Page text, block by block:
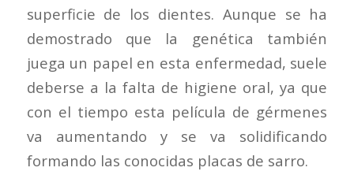
superficie de los dientes. Aunque se ha
demostrado que la genética también
juega un papel en esta enfermedad, suele
deberse a la falta de higiene oral, ya que
con el tiempo esta película de gérmenes
va aumentando y se va solidificando
formando las conocidas placas de sarro.